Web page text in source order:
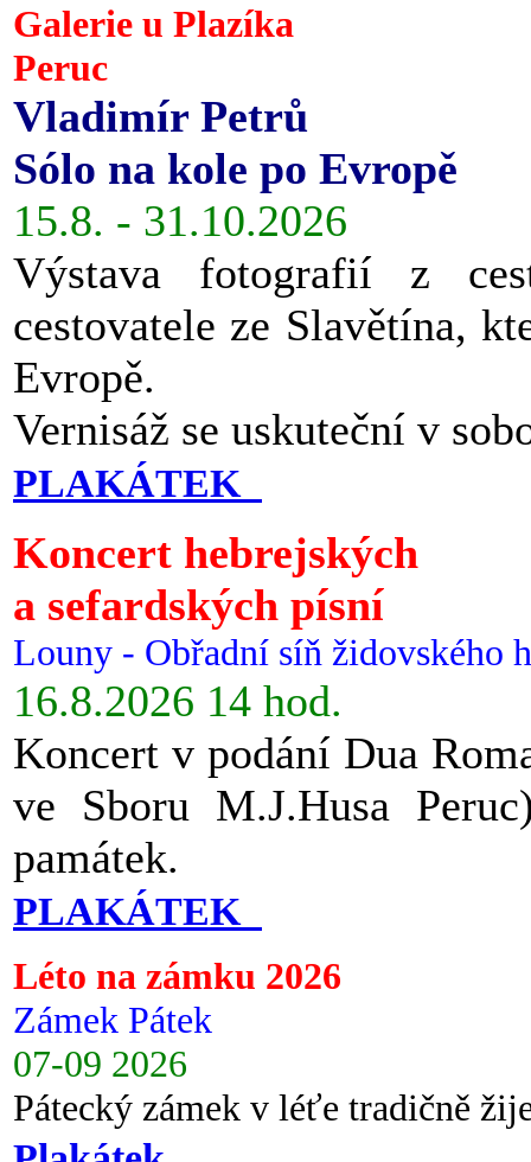
Galerie u Plazíka
Peruc
Vladimír Petrů
Sólo na kole po Evropě
15.8. - 31.10.2026
Výstava fotografií z
cestovatele ze Slavětína,
Evropě.
Vernisáž se uskuteční v
PLAKÁTEK
Koncert hebrejských
a sefardských písní
Louny - Obřadní síň židovského
16.8.2026 14 hod.
Koncert v podání Dua
ve Sboru M.J.Husa
památek.
PLAKÁTEK
Léto na zámku 2026
Zámek Pátek
07-09 2026
Pátecký zámek v léťe tradičně